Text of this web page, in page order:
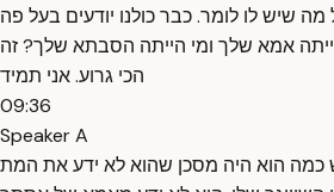
שיש לו לומר. כבר כולנו יודעים בעל פה
אמא שלך ומי הייתה הסבתא שלך? זה
הכי גרוע. אני תמיד
09:36
Speaker A
כמה הוא היה מסכן שהוא לא ידע את המת